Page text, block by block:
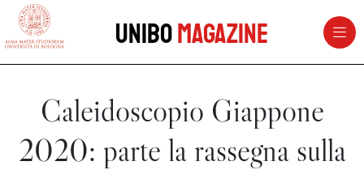
vai al contenuto della pagina
UniboMagazine
Caleidoscopio Giappone
2020: parte la rassegna sulla